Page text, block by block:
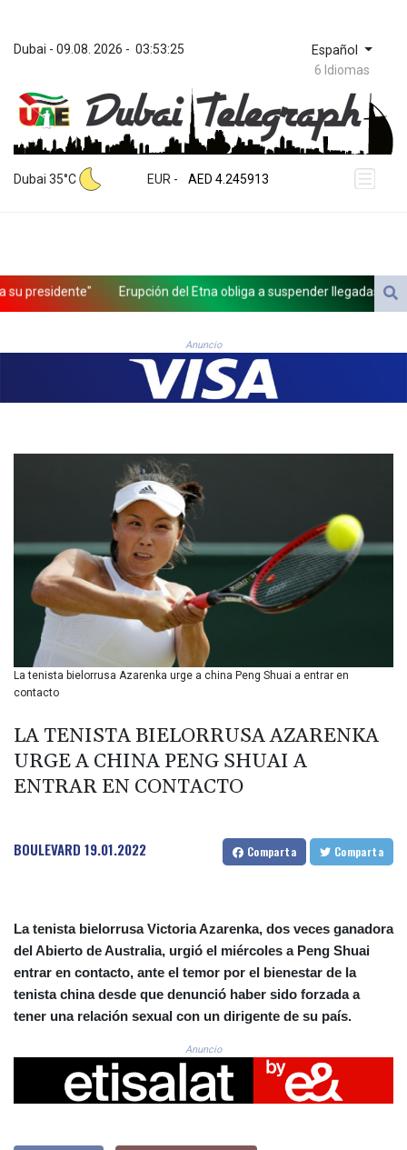
Dubai - 09.08. 2026 - 03:53:25 Español
6 Idiomas
Dubai 35°C EUR -
ZWL 372.275202
AED 4.245913
AED 4.245913
AFN 76.887634
ARS 1724.882567
AUD 1.638747
AZN 1.97002
BAM 1.955776
BBD 2.321671
BDT 142.688227
BMD 1.156136
BND 1.477082
BOB 13.69983
BRL 5.876989
BSD 1.152686
BTN 109.688637
BWP 15.558807
BYN 3.432357
BYR 22660.258427
BZD 2.318271
CAD 1.61333
CDF 2615.761404
CLP 1056.199727
CNY 7.801146
CNH 7.796152
CUC 1.156136
CUP 30.637594
DKK 7.477932
DOP 67.289164
DZD 152.967099
EGP 57.293288
ERN 17.342035
FJD 2.553384
FKP 0.8566
GBP 0.856968
presidente" Erupción del Etna obliga a suspender llegadas a un
Anuncio
La tenista bielorrusa Azarenka urge a china Peng Shuai a entrar en
contacto
LA TENISTA BIELORRUSA AZARENKA
URGE A CHINA PENG SHUAI A
ENTRAR EN CONTACTO
BOULEVARD 19.01.2022 Comparta Comparta
La tenista bielorrusa Victoria Azarenka, dos veces ganadora
del Abierto de Australia, urgió el miércoles a Peng Shuai
entrar en contacto, ante el temor por el bienestar de la
tenista china desde que denunció haber sido forzada a
tener una relación sexual con un dirigente de su país.
Anuncio